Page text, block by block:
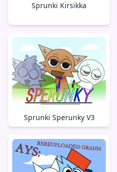
Sprunki Kirsikka
Sprunki Sperunky V3